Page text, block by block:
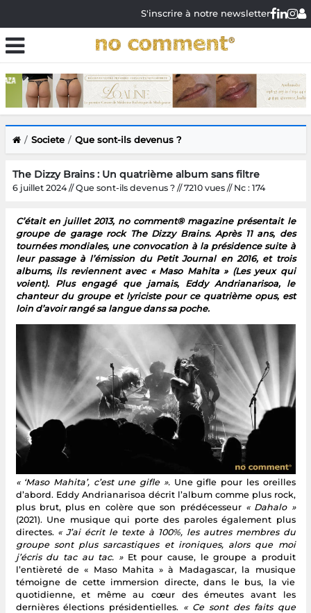
S'inscrire à notre newsletter
Societe Que sont-ils devenus ?
The Dizzy Brains : Un quatrième album sans filtre
6 juillet 2024 // Que sont-ils devenus ? // 7210 vues // Nc : 174
C’était en juillet 2013, no comment® magazine présentait le
groupe de garage rock The Dizzy Brains. Après 11 ans, des
tournées mondiales, une convocation à la présidence suite à
leur passage à l’émission du Petit Journal en 2016, et trois
albums, ils reviennent avec « Maso Mahita » (Les yeux qui
voient). Plus engagé que jamais, Eddy Andrianarisoa, le
chanteur du groupe et lyriciste pour ce quatrième opus, est
loin d’avoir rangé sa langue dans sa poche.
« ‘Maso Mahita’, c’est une gifle ».Une gifle pour les oreilles
d’abord. Eddy Andrianarisoa décrit l’album comme plus rock,
plus brut, plus en colère que son prédécesseur « Dahalo »
(2021). Une musique qui porte des paroles également plus
directes. « J’ai écrit le texte à 100%, les autres membres du
groupe sont plus sarcastiques et ironiques, alors que moi
j’écris du tac au tac. »Et pour cause, le groupe a produit
l’entièreté de « Maso Mahita » à Madagascar, la musique
témoigne de cette immersion directe, dans le bus, la vie
quotidienne, et même au cœur des émeutes avant les
dernières élections présidentielles. « Ce sont des faits que